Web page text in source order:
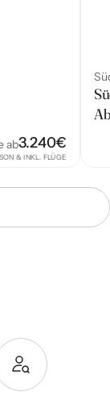
ab3.240€
& INKL. FLÜGE